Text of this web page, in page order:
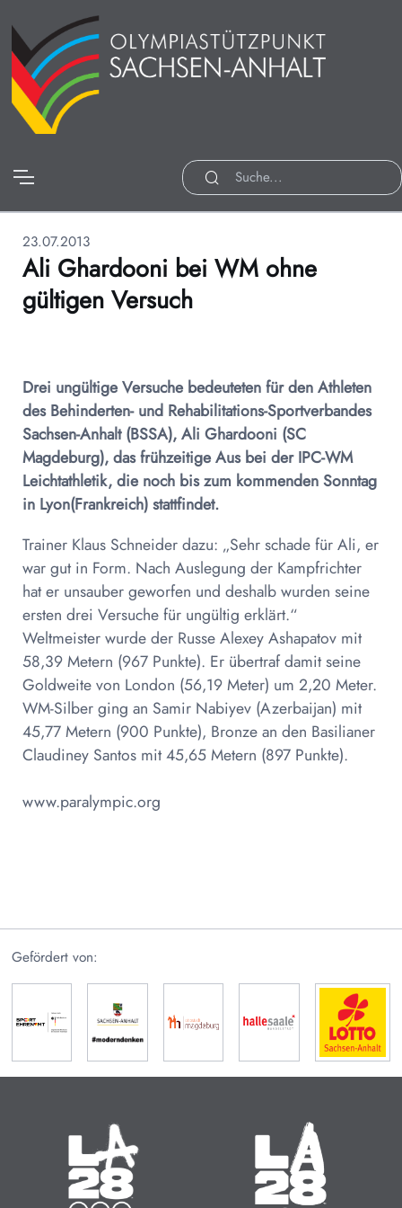
23.07.2013
Ali Ghardooni bei WM ohne
gültigen Versuch
Drei ungültige Versuche bedeuteten für den Athleten
des Behinderten- und Rehabilitations-Sportverbandes
Sachsen-Anhalt (BSSA), Ali Ghardooni (SC
Magdeburg), das frühzeitige Aus bei der IPC-WM
Leichtathletik, die noch bis zum kommenden Sonntag
in Lyon(Frankreich) stattfindet.
Trainer Klaus Schneider dazu: „Sehr schade für Ali, er
war gut in Form. Nach Auslegung der Kampfrichter
hat er unsauber geworfen und deshalb wurden seine
ersten drei Versuche für ungültig erklärt.“
Weltmeister wurde der Russe Alexey Ashapatov mit
58,39 Metern (967 Punkte). Er übertraf damit seine
Goldweite von London (56,19 Meter) um 2,20 Meter.
WM-Silber ging an Samir Nabiyev (Azerbaijan) mit
45,77 Metern (900 Punkte), Bronze an den Basilianer
Claudiney Santos mit 45,65 Metern (897 Punkte).
www.paralympic.org
Gefördert von:
Olympische Sommerspiele
14.07. - 30.07.2028
Zeit bis zum Start:
Paralympische Sommerspiele
15.08. - 27.08.2028
Zeit bis zum Start: